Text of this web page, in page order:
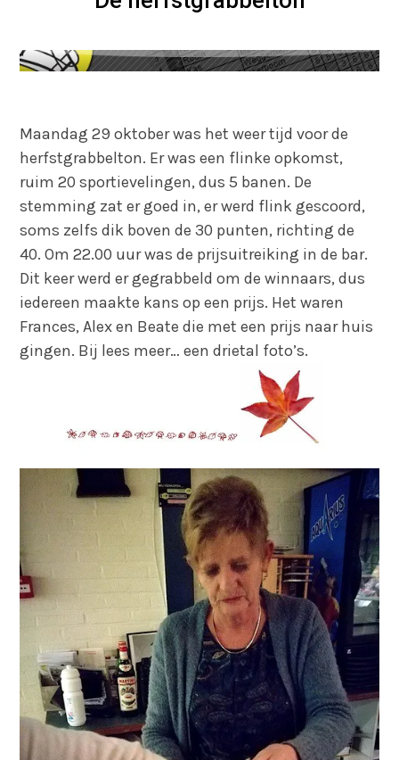
Maandag 29 oktober was het weer tijd voor de
herfstgrabbelton. Er was een flinke opkomst,
ruim 20 sportievelingen, dus 5 banen. De
stemming zat er goed in, er werd flink gescoord,
soms zelfs dik boven de 30 punten, richting de
40. Om 22.00 uur was de prijsuitreiking in de bar.
Dit keer werd er gegrabbeld om de winnaars, dus
iedereen maakte kans op een prijs. Het waren
Frances, Alex en Beate die met een prijs naar huis
gingen. Bij lees meer… een drietal foto’s.